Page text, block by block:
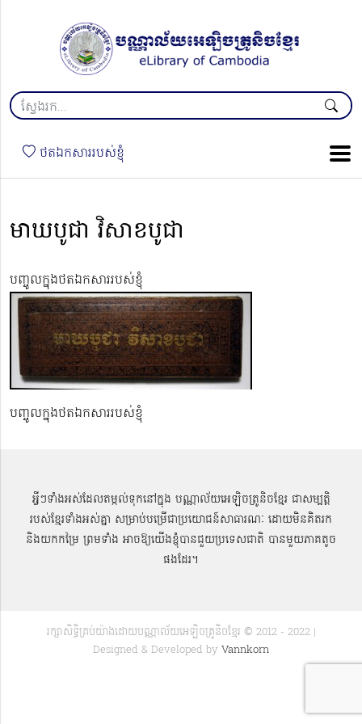
ថតឯកសាររបស់ខ្ញុំ
មាឃបូជា វិសាខបូជា
បញ្ចូលក្នុងថតឯកសាររបស់ខ្ញុំ
បញ្ចូលក្នុងថតឯកសាររបស់ខ្ញុំ
អ្វីៗទាំងអស់ដែលតម្កល់ទុកនៅក្នុង បណ្ណាល័យអេឡិចត្រូនិចខ្មែរ ជាសម្បតិ្ត
របស់ខ្មែរទាំងអស់គ្នា សម្រាប់បម្រើជាប្រយោជន៍សាធារណៈ ដោយមិនគិតរក
និងយកកម្រៃ ព្រមទាំង អាចឱ្យយើងខ្ញុំបានជួយប្រទេសជាតិ បានមួយភាគតូច
ផងដែរ។
រក្សាសិទ្ធិគ្រប់យ៉ាងដោយបណ្ណាល័យអេឡិចត្រូនិចខ្មែរ © 2012 - 2022 |
Designed & Developed by Vannkorn